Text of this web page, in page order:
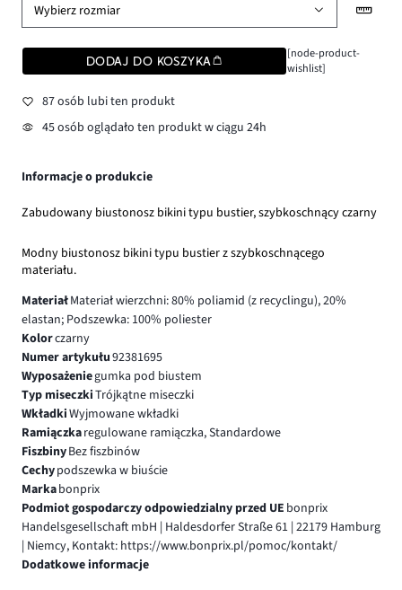
Wybierz rozmiar
DODAJ DO KOSZYKA
[node-product-
wishlist]
87 osób lubi ten produkt
45 osób oglądało ten produkt w ciągu 24h
Informacje o produkcie
Zabudowany biustonosz bikini typu bustier, szybkoschnący czarny
Modny biustonosz bikini typu bustier z szybkoschnącego
materiału.
MateriałMateriał wierzchni: 80% poliamid (z recyclingu), 20%
elastan; Podszewka: 100% poliester
Kolorczarny
Numer artykułu92381695
Wyposażeniegumka pod biustem
Typ miseczkiTrójkątne miseczki
WkładkiWyjmowane wkładki
Ramiączkaregulowane ramiączka, Standardowe
FiszbinyBez fiszbinów
Cechypodszewka w biuście
Markabonprix
Podmiot gospodarczy odpowiedzialny przed UE bonprix
Handelsgesellschaft mbH | Haldesdorfer Straße 61 | 22179 Hamburg
| Niemcy, Kontakt: https://www.bonprix.pl/pomoc/kontakt/
Dodatkowe informacje